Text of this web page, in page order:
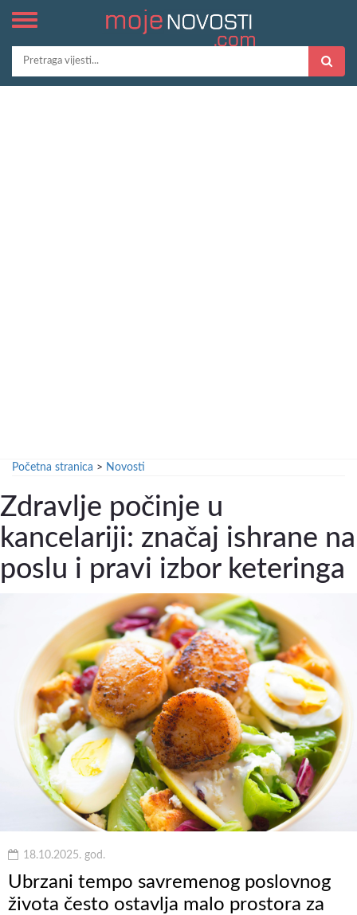
Početna stranica > Novosti
Zdravlje počinje u
kancelariji: značaj ishrane na
poslu i pravi izbor keteringa
18.10.2025. god.
Ubrzani tempo savremenog poslovnog
života često ostavlja malo prostora za